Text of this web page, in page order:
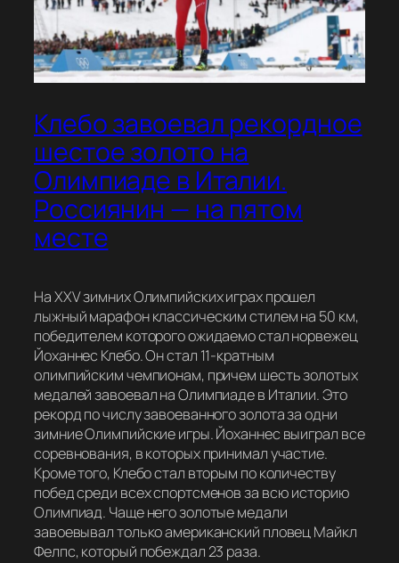
Клебо завоевал рекордное
шестое золото на
Олимпиаде в Италии.
Россиянин — на пятом
месте
На XXV зимних Олимпийских играх прошел
лыжный марафон классическим стилем на 50 км,
победителем которого ожидаемо стал норвежец
Йоханнес Клебо. Он стал 11-кратным
олимпийским чемпионам, причем шесть золотых
медалей завоевал на Олимпиаде в Италии. Это
рекорд по числу завоеванного золота за одни
зимние Олимпийские игры. Йоханнес выиграл все
соревнования, в которых принимал участие.
Кроме того, Клебо стал вторым по количеству
побед среди всех спортсменов за всю историю
Олимпиад. Чаще него золотые медали
завоевывал только американский пловец Майкл
Фелпс, который побеждал 23 раза.